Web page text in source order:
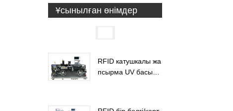
Ұсынылған өнімдер
RFID катушкалы жа
псырма UV басып